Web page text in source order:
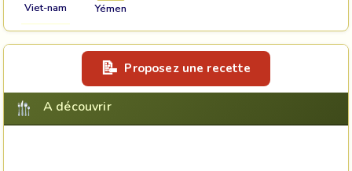
Viet-nam Yémen
Proposez une recette
A découvrir